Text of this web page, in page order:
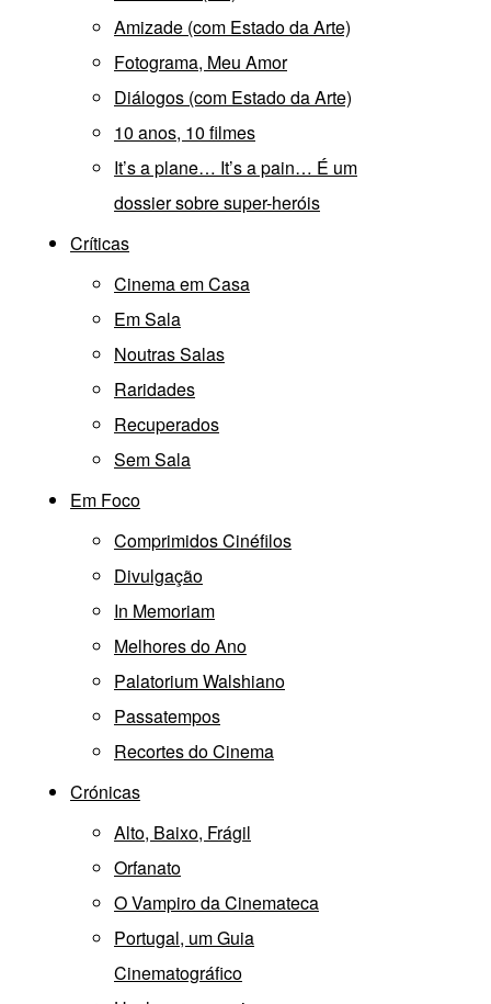
Amizade (com Estado da Arte)
Fotograma, Meu Amor
Diálogos (com Estado da Arte)
10 anos, 10 filmes
It’s a plane… It’s a pain… É um
dossier sobre super-heróis
Críticas
Cinema em Casa
Em Sala
Noutras Salas
Raridades
Recuperados
Sem Sala
Em Foco
Comprimidos Cinéfilos
Divulgação
In Memoriam
Melhores do Ano
Palatorium Walshiano
Passatempos
Recortes do Cinema
Crónicas
Alto, Baixo, Frágil
Orfanato
O Vampiro da Cinemateca
Portugal, um Guia
Cinematográfico